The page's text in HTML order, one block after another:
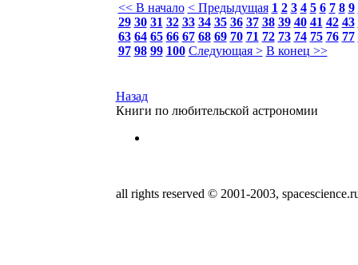
<< В начало < Предыдущая 1 2 3 4 5 6 7 8 9
29 30 31 32 33 34 35 36 37 38 39 40 41 42 43
63 64 65 66 67 68 69 70 71 72 73 74 75 76 77
97 98 99 100 Следующая > В конец >>
Назад
Книги по любительской астрономии
all rights reserved © 2001-2003,